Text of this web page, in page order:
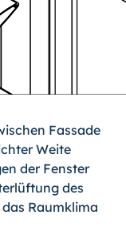
Fassade
Weite
der Fenster
des
Raumklima